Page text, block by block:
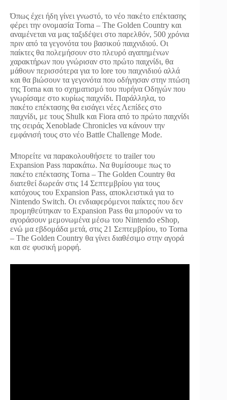
Όπως έχει ήδη γίνει γνωστό, το νέο πακέτο επέκτασης
φέρει την ονομασία Torna – The Golden Country και
αναμένεται να μας ταξιδέψει στο παρελθόν, 500 χρόνια
πριν από τα γεγονότα του βασικού παιχνιδιού. Οι
παίκτες θα πολεμήσουν στο πλευρό αγαπημένων
χαρακτήρων που γνώρισαν στο πρώτο παιχνίδι, θα
μάθουν περισσότερα για το lore του παιχνιδιού αλλά
και θα βιώσουν τα γεγονότα που οδήγησαν στην πτώση
της Torna και το σχηματισμό του πυρήνα Οδηγών που
γνωρίσαμε στο κυρίως παιχνίδι. Παράλληλα, το
πακέτο επέκτασης θα εισάγει νέες Λεπίδες στο
παιχνίδι, με τους Shulk και Fiora από το πρώτο παιχνίδι
της σειράς Xenoblade Chronicles να κάνουν την
εμφάνισή τους στο νέο Battle Challenge Mode.
Μπορείτε να παρακολουθήσετε το trailer του
Expansion Pass παρακάτω. Να θυμίσουμε πως το
πακέτο επέκτασης Torna – The Golden Country θα
διατεθεί δωρεάν στις 14 Σεπτεμβρίου για τους
κατόχους του Expansion Pass, αποκλειστικά για το
Nintendo Switch. Οι ενδιαφερόμενοι παίκτες που δεν
προμηθεύτηκαν το Expansion Pass θα μπορούν να το
αγοράσουν μεμονωμένα μέσω του Nintendo eShop,
ενώ μα εβδομάδα μετά, στις 21 Σεπτεμβρίου, το Torna
– The Golden Country θα γίνει διαθέσιμο στην αγορά
και σε φυσική μορφή.